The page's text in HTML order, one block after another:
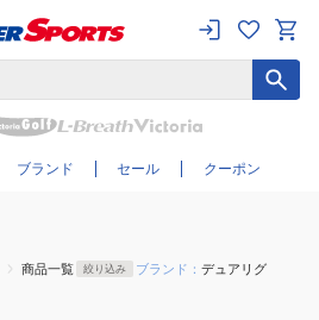
ブランド セール クーポン
さらに絞り込む
商品一覧 絞り込み ブランド： デュアリグ